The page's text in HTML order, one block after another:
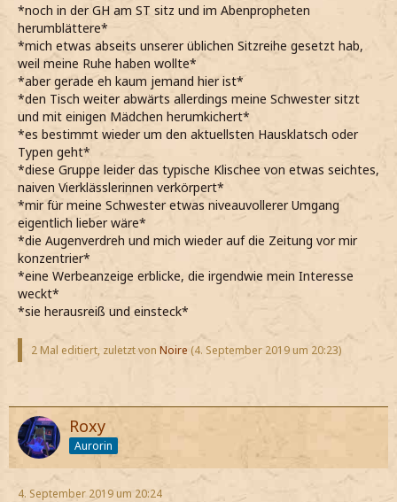
*noch in der GH am ST sitz und im Abenpropheten
herumblättere*
*mich etwas abseits unserer üblichen Sitzreihe gesetzt hab,
weil meine Ruhe haben wollte*
*aber gerade eh kaum jemand hier ist*
*den Tisch weiter abwärts allerdings meine Schwester sitzt
und mit einigen Mädchen herumkichert*
*es bestimmt wieder um den aktuellsten Hausklatsch oder
Typen geht*
*diese Gruppe leider das typische Klischee von etwas seichtes,
naiven Vierklässlerinnen verkörpert*
*mir für meine Schwester etwas niveauvollerer Umgang
eigentlich lieber wäre*
*die Augenverdreh und mich wieder auf die Zeitung vor mir
konzentrier*
*eine Werbeanzeige erblicke, die irgendwie mein Interesse
weckt*
*sie herausreiß und einsteck*
2 Mal editiert, zuletzt von Noire (4. September 2019 um 20:23)
Roxy
Aurorin
4. September 2019 um 20:24